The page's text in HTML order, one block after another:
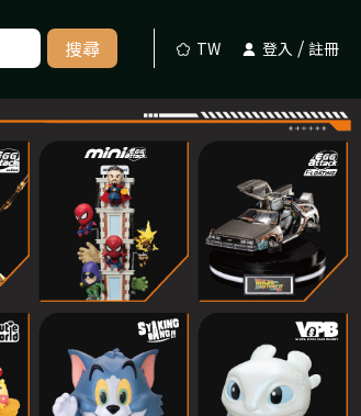
搜尋 TW 登入 / 註冊